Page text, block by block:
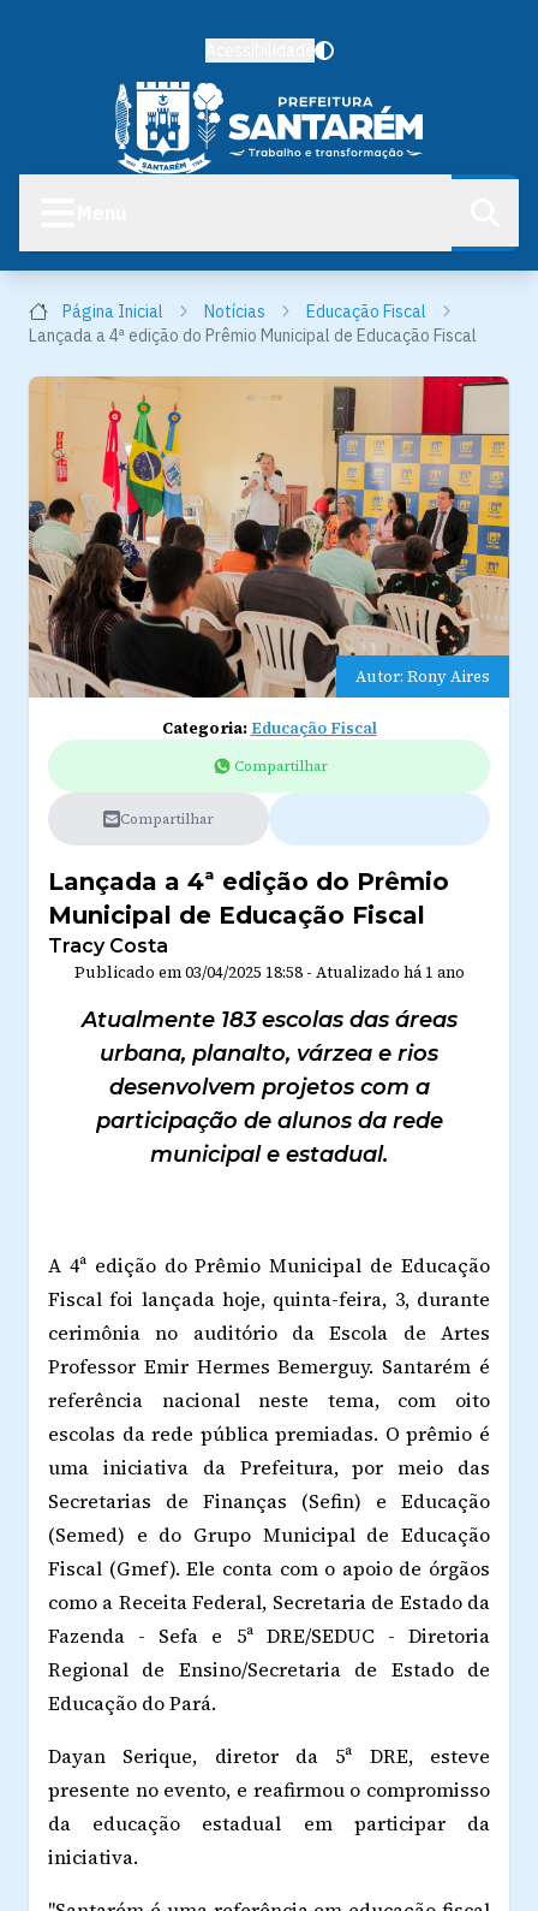
Página Inicial Notícias
Educação Fiscal
Lançada a 4ª edição do Prêmio Municipal de Educação Fiscal
Autor: Rony Aires
Categoria:Educação Fiscal
Compartilhar
Compartilhar
Lançada a 4ª edição do Prêmio
Municipal de Educação Fiscal
Tracy Costa
Publicado em03/04/2025 18:58- Atualizado há 1 ano
Atualmente 183 escolas das áreas
urbana, planalto, várzea e rios
desenvolvem projetos com a
participação de alunos da rede
municipal e estadual.
A 4ª edição do Prêmio Municipal de Educação
Fiscal foi lançada hoje, quinta-feira, 3, durante
cerimônia no auditório da Escola de Artes
Professor Emir Hermes Bemerguy. Santarém é
referência nacional neste tema, com oito
escolas da rede pública premiadas. O prêmio é
uma iniciativa da Prefeitura, por meio das
Secretarias de Finanças (Sefin) e Educação
(Semed) e do Grupo Municipal de Educação
Fiscal (Gmef). Ele conta com o apoio de órgãos
como a Receita Federal, Secretaria de Estado da
Fazenda - Sefa e 5ª DRE/SEDUC - Diretoria
Regional de Ensino/Secretaria de Estado de
Educação do Pará.
Dayan Serique, diretor da 5ª DRE, esteve
presente no evento, e reafirmou o compromisso
da educação estadual em participar da
iniciativa.